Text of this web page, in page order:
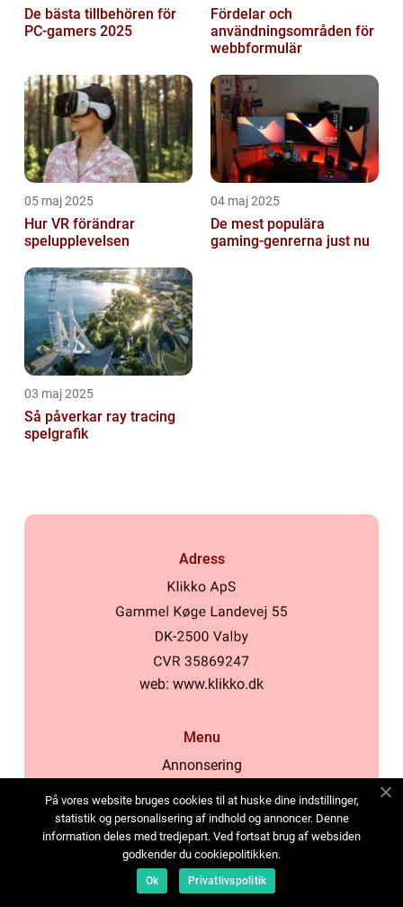
De bästa tillbehören för
PC-gamers 2025
Fördelar och
användningsområden för
webbformulär
05 maj 2025
Hur VR förändrar
spelupplevelsen
04 maj 2025
De mest populära
gaming-genrerna just nu
03 maj 2025
Så påverkar ray tracing
spelgrafik
Adress
web: www.klikko.dk
Menu
Annonsering
Cookies
Kontakta oss
Sitemap
På vores website bruges cookies til at huske dine indstillinger,
statistik og personalisering af indhold og annoncer. Denne
information deles med tredjepart. Ved fortsat brug af websiden
godkender du cookiepolitikken.
Ok Privatlivspolitik